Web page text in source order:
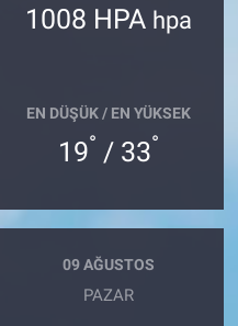
1008 HPA hpa
EN DÜŞÜK / EN YÜKSEK
19° / 33°
09 AĞUSTOS
PAZAR